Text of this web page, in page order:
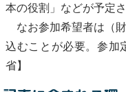
本の役割」などが予定さ
なお参加希望者は（
込むことが必要。参加
省】